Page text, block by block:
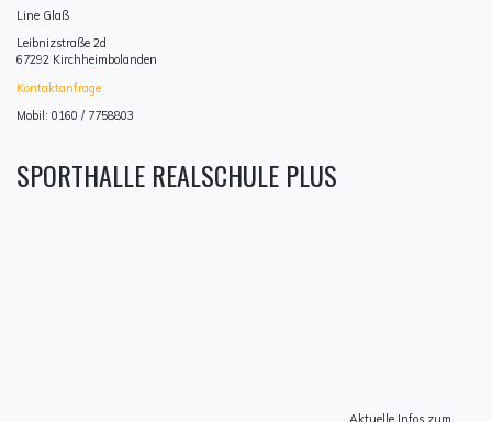
Line Glaß
Leibnizstraße 2d
67292 Kirchheimbolanden
Kontaktanfrage
Mobil: 0160 / 7758803
SPORTHALLE REALSCHULE PLUS
Aktuelle Infos zum